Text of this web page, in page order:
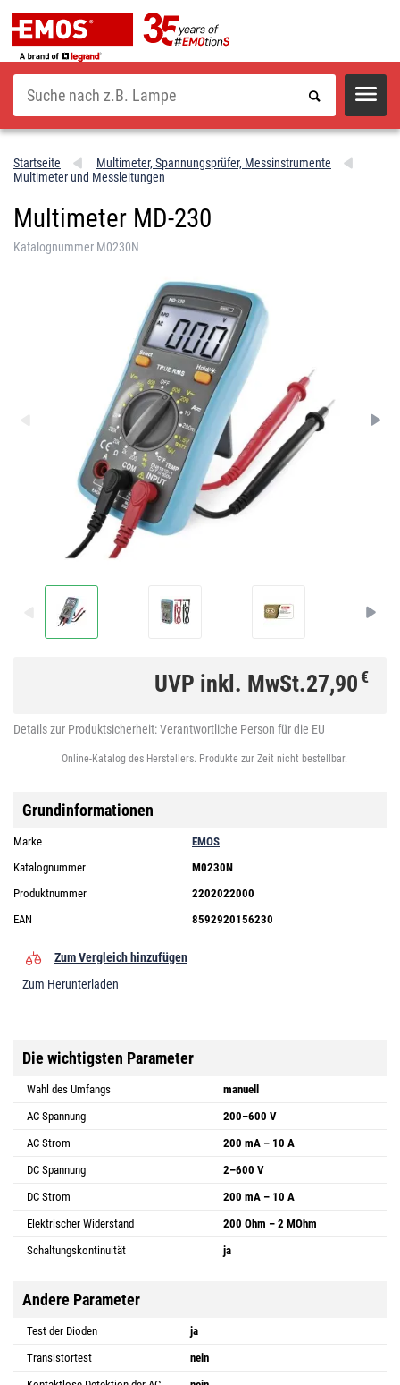
Suche
Startseite
Multimeter, Spannungsprüfer, Messinstrumente
Multimeter und Messleitungen
Multimeter MD-230
Katalognummer M0230N
UVP inkl. MwSt.27,90€
Details zur Produktsicherheit:Verantwortliche Person für die EU
Online-Katalog des Herstellers. Produkte zur Zeit nicht bestellbar.
Grundinformationen
Marke
EMOS
Katalognummer
M0230N
Produktnummer
2202022000
EAN
8592920156230
Zum Vergleich hinzufügen
Zum Herunterladen
Die wichtigsten Parameter
Wahl des Umfangs
manuell
AC Spannung
200–600 V
AC Strom
200 mA – 10 A
DC Spannung
2–600 V
DC Strom
200 mA – 10 A
Elektrischer Widerstand
200 Ohm – 2 MOhm
Schaltungskontinuität
ja
Andere Parameter
Test der Dioden
ja
Transistortest
nein